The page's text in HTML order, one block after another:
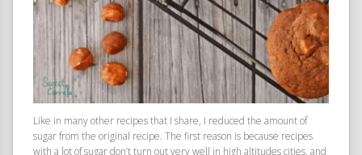
Like in many other recipes that I share, I reduced the amount of
sugar from the original recipe. The first reason is because recipes
with a lot of sugar don’t turn out very well in high altitudes cities, and